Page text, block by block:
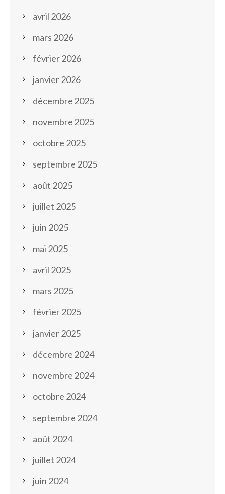
avril 2026
mars 2026
février 2026
janvier 2026
décembre 2025
novembre 2025
octobre 2025
septembre 2025
août 2025
juillet 2025
juin 2025
mai 2025
avril 2025
mars 2025
février 2025
janvier 2025
décembre 2024
novembre 2024
octobre 2024
septembre 2024
août 2024
juillet 2024
juin 2024